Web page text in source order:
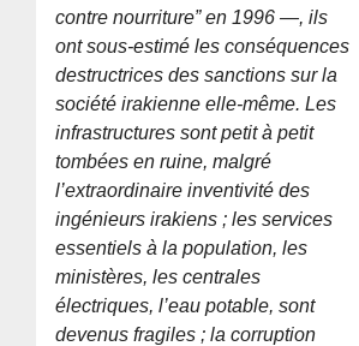
contre nourriture” en 1996 —, ils
ont sous-estimé les conséquences
destructrices des sanctions sur la
société irakienne elle-même. Les
infrastructures sont petit à petit
tombées en ruine, malgré
l’extraordinaire inventivité des
ingénieurs irakiens ; les services
essentiels à la population, les
ministères, les centrales
électriques, l’eau potable, sont
devenus fragiles ; la corruption